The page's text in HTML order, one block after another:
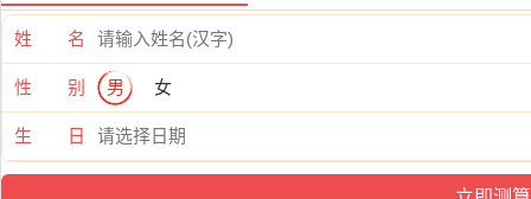
姓 名
性 别 男 女
生 日